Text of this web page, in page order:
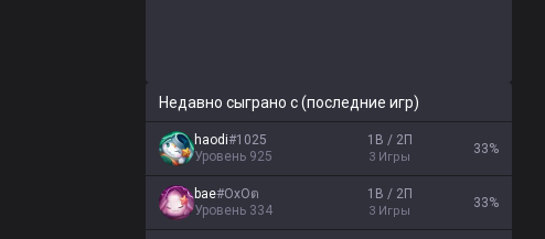
Недавно сыграно с (последние игр)
haodi#1025
Уровень 925
1В / 2П
3 Игры
33%
bae#ОхОต
Уровень 334
1В / 2П
3 Игры
33%